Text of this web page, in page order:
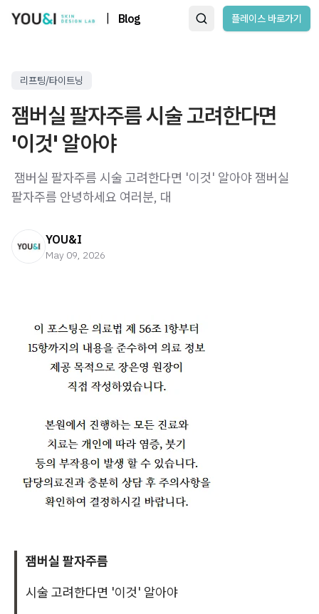
Blog 플레이스 바로가기
리프팅/타이트닝
잼버실 팔자주름 시술 고려한다면
'이것' 알아야
​ 잼버실 팔자주름 시술 고려한다면 '이것' 알아야 잼버실
팔자주름 안녕하세요 여러분, 대
YOU&I
May 09, 2026
잼버실 팔자주름
시술 고려한다면 '이것' 알아야